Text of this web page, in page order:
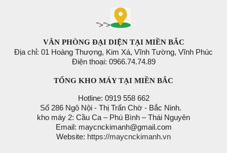
">">
VĂN PHÒNG ĐẠI DIỆN TẠI MIỀN BẮC
Địa chỉ: 01 Hoàng Thượng, Kim Xá, Vĩnh Tường, Vĩnh Phúc
Điện thoại: 0966.74.74.89
TỔNG KHO MÁY TẠI MIỀN BẮC
Hotline: 0919 558 662
Số 286 Ngô Nội - Thị Trấn Chờ - Bắc Ninh.
kho máy 2: Cầu Ca – Phú Bình – Thái Nguyên
Email: maycnckimanh@gmail.com
Website: https://maycnckimanh.vn